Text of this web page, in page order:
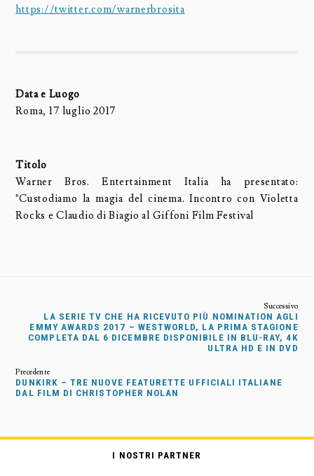
https://twitter.com/warnerbrosita
Data e Luogo
Roma, 17 luglio 2017
Titolo
Warner Bros. Entertainment Italia ha presentato:
"Custodiamo la magia del cinema. Incontro con Violetta
Rocks e Claudio di Biagio al Giffoni Film Festival
LA SERIE TV CHE HA RICEVUTO PIÙ NOMINATION AGLI
EMMY AWARDS 2017 – WESTWORLD, LA PRIMA STAGIONE
COMPLETA DAL 6 DICEMBRE DISPONIBILE IN BLU-RAY, 4K
ULTRA HD E IN DVD
DUNKIRK – TRE NUOVE FEATURETTE UFFICIALI ITALIANE
DAL FILM DI CHRISTOPHER NOLAN
I NOSTRI PARTNER